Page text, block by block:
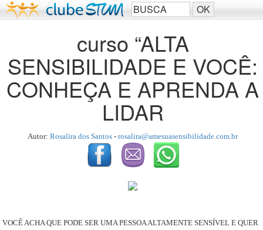
curso “ALTA
SENSIBILIDADE E VOCÊ:
CONHEÇA E APRENDA A
LIDAR
Autor: Rosalira dos Santos - rosalira@amesuasensibilidade.com.br
VOCÊ ACHA QUE PODE SER UMA PESSOA ALTAMENTE SENSÍVEL E QUER